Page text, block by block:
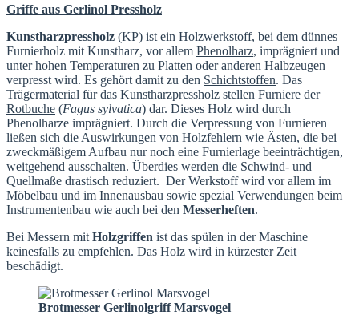
Griffe aus Gerlinol Pressholz
Kunstharzpressholz (KP) ist ein Holzwerkstoff, bei dem dünnes
Furnierholz mit Kunstharz, vor allem Phenolharz, imprägniert und
unter hohen Temperaturen zu Platten oder anderen Halbzeugen
verpresst wird. Es gehört damit zu den Schichtstoffen. Das
Trägermaterial für das Kunstharzpressholz stellen Furniere der
Rotbuche (Fagus sylvatica) dar. Dieses Holz wird durch
Phenolharze imprägniert. Durch die Verpressung von Furnieren
ließen sich die Auswirkungen von Holzfehlern wie Ästen, die bei
zweckmäßigem Aufbau nur noch eine Furnierlage beeinträchtigen,
weitgehend ausschalten. Überdies werden die Schwind- und
Quellmaße drastisch reduziert. Der Werkstoff wird vor allem im
Möbelbau und im Innenausbau sowie spezial Verwendungen beim
Instrumentenbau wie auch bei den Messerheften.
Bei Messern mit Holzgriffen ist das spülen in der Maschine
keinesfalls zu empfehlen. Das Holz wird in kürzester Zeit
beschädigt.
Brotmesser Gerlinolgriff Marsvogel